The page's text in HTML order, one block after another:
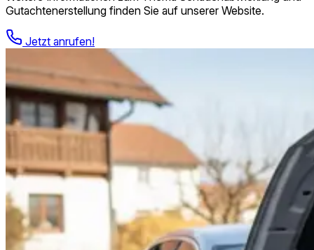
Gutachtenerstellung finden Sie auf unserer Website.
Jetzt anrufen!